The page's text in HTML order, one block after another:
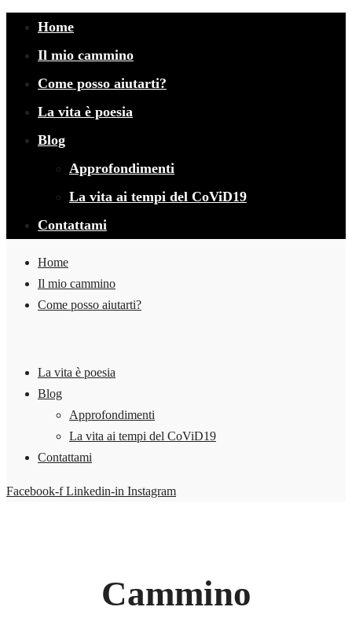
Home
Il mio cammino
Come posso aiutarti?
La vita è poesia
Blog
Approfondimenti
La vita ai tempi del CoViD19
Contattami
Home
Il mio cammino
Come posso aiutarti?
La vita è poesia
Blog
Approfondimenti
La vita ai tempi del CoViD19
Contattami
Facebook-f Linkedin-in Instagram
Cammino